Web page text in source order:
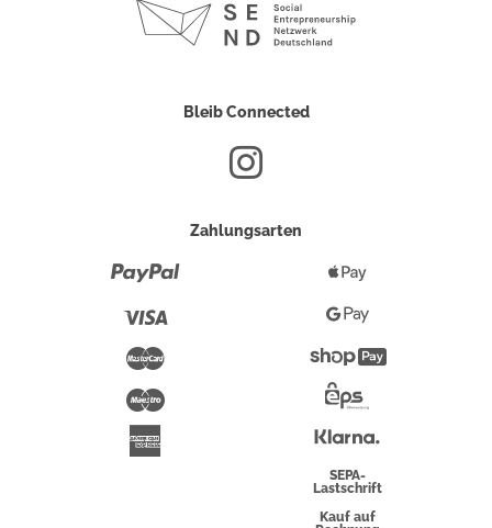
Bleib Connected
Zahlungsarten
Maestro
Pay
Google
Pay
Überweisung
SEPA-
Lastschrift
Kauf auf